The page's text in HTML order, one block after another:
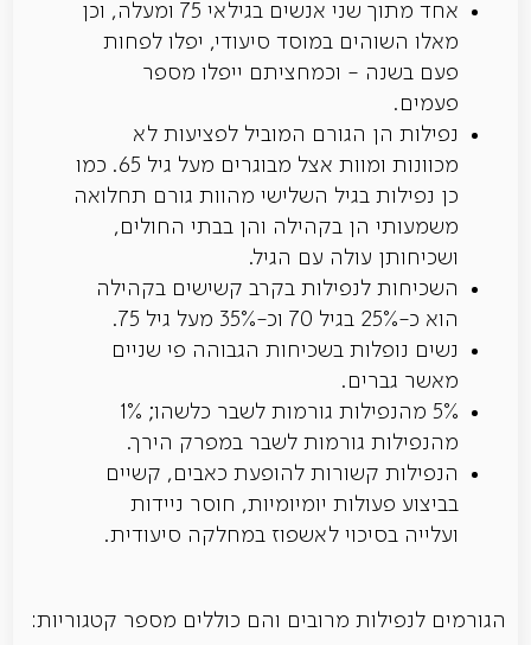
אחד מתוך שני אנשים בגילאי 75 ומעלה, וכן
מאלו השוהים במוסד סיעודי, יפלו לפחות
פעם בשנה - וכמחציתם ייפלו מספר
פעמים.‏
נפילות הן הגורם המוביל לפציעות לא
מכוונות ומוות אצל מבוגרים מעל גיל 65.‏ כמו
כן נפילות בגיל השלישי מהוות גורם תחלואה
משמעותי הן בקהילה והן בבתי החולים,
ושכיחותן עולה עם הגיל.‏
השכיחות לנפילות בקרב קשישים בקהילה
הוא כ-25% בגיל 70 וכ-35% מעל גיל 75.‏
נשים נופלות בשכיחות הגבוהה פי שניים
מאשר גברים.
5% מהנפילות גורמות לשבר כלשהו; 1%
מהנפילות גורמות לשבר במפרק הירך.
הנפילות קשורות להופעת כאבים, קשיים
בביצוע פעולות יומיומיות, חוסר ניידות
ועלייה בסיכוי לאשפוז במחלקה סיעודית.
הגורמים לנפילות מרובים והם כוללים מספר קטגוריות: